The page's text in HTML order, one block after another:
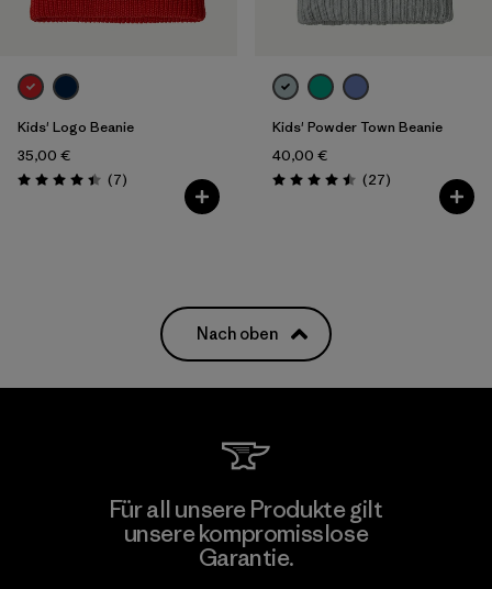
Kids' Logo Beanie
35,00 €
Bewertung: 4.4 / 5
(7Rezensionen
)
Kids' Powder Town Beanie
40,00 €
Bewertung: 4.5 / 5
(27Rezensionen
)
Nach oben
Für all unsere Produkte gilt
unsere kompromisslose
Garantie.